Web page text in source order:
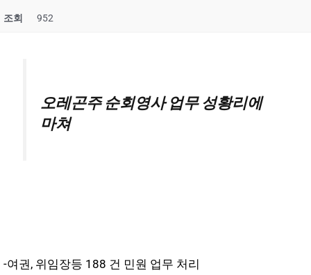
조회 952
오레곤주 순회영사 업무 성황리에
마쳐
-여권, 위임장등 188 건 민원 업무 처리